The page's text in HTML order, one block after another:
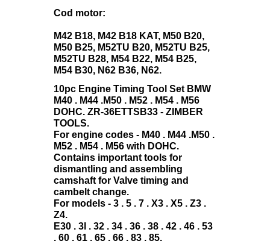
Cod motor:
M42 B18, M42 B18 KAT, M50 B20,
M50 B25, M52TU B20, M52TU B25,
M52TU B28, M54 B22, M54 B25,
M54 B30, N62 B36, N62.
10pc Engine Timing Tool Set BMW
M40 . M44 .M50 . M52 . M54 . M56
DOHC. ZR-36ETTSB33 - ZIMBER
TOOLS.
For engine codes - M40 . M44 .M50 .
M52 . M54 . M56 with DOHC.
Contains important tools for
dismantling and assembling
camshaft for Valve timing and
cambelt change.
For models - 3 . 5 . 7 . X3 . X5 . Z3 .
Z4.
E30 . 3l . 32 . 34 . 36 . 38 . 42 . 46 . 53
. 60 . 61 . 65 . 66 . 83 . 85.